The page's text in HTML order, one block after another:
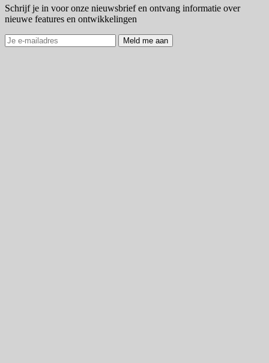
Schrijf je in voor onze nieuwsbrief en ontvang informatie over
nieuwe features en ontwikkelingen
Meld me aan